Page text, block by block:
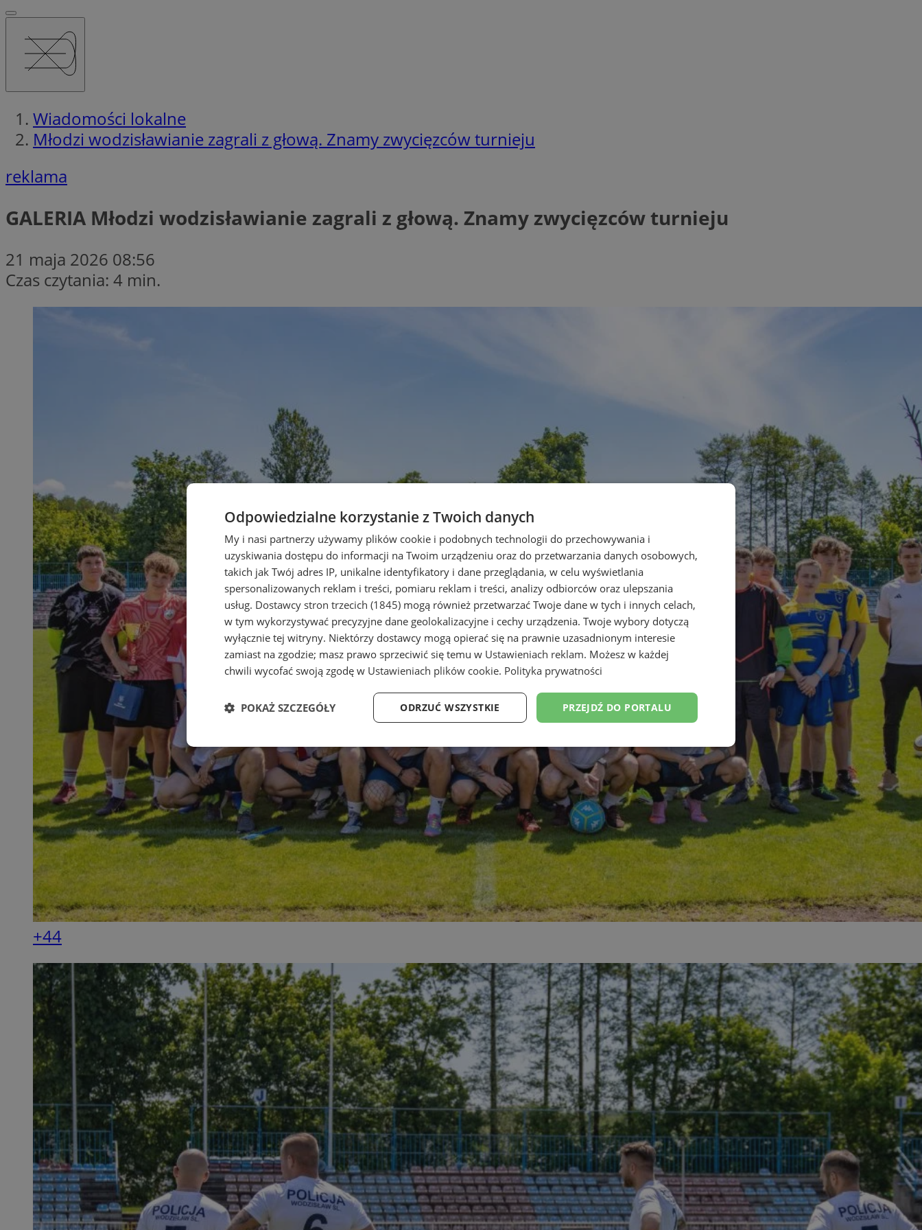
Wiadomości lokalne
Młodzi wodzisławianie zagrali z głową. Znamy zwycięzców turnieju
reklama
GALERIA Młodzi wodzisławianie zagrali z głową. Znamy zwycięzców turnieju
21 maja 2026 08:56
Czas czytania: 4 min.
+44
Odpowiedzialne korzystanie z Twoich danych
My i nasi partnerzy używamy plików cookie i podobnych technologii do przechowywania i
uzyskiwania dostępu do informacji na Twoim urządzeniu oraz do przetwarzania danych osobowych,
takich jak Twój adres IP, unikalne identyfikatory i dane przeglądania, w celu wyświetlania
spersonalizowanych reklam i treści, pomiaru reklam i treści, analizy odbiorców oraz ulepszania
usług. Dostawcy stron trzecich (1845) mogą również przetwarzać Twoje dane w tych i innych celach,
w tym wykorzystywać precyzyjne dane geolokalizacyjne i cechy urządzenia. Twoje wybory dotyczą
wyłącznie tej witryny. Niektórzy dostawcy mogą opierać się na prawnie uzasadnionym interesie
zamiast na zgodzie; masz prawo sprzeciwić się temu w Ustawieniach reklam. Możesz w każdej
chwili wycofać swoją zgodę w Ustawieniach plików cookie. Polityka prywatności
PRZEJDŹ DO PORTALU
ODRZUĆ WSZYSTKIE
POKAŻ SZCZEGÓŁY
Niezbędne Wydajność Targetowanie Funkcjonalność Niesklasyfikowane
Niezbędne Wydajność Targetowanie Funkcjonalność Niesklasyfikowane
Niezbędne pliki cookie umożliwiają korzystanie z podstawowych funkcji strony internetowej, takich jak logowanie użytkownika i
zarządzanie kontem. Bez niezbędnych plików cookie nie można prawidłowo korzystać ze strony internetowej.
Nazwa Provider/Domena
Okres
przechowywania
Opis
MvSessID
wodzislaw.com.pl 1 rok
Ten plik cookie przechowuje identyfikator sesji.
INGRESSCOOKIE
NGINX Inc.
bh.contextweb.com
Sesja
Rejestruje, który klaster serwerów obsługuje
gościa. Jest to używane w kontekście
równoważenia obciążenia w celu optymalizacji
doświadczenia użytkownika.
euds
.rfihub.com Sesja
Ten plik cookie jest używany do przechowywania
zgody użytkownika w odniesieniu do usług
śledzenia. Zazwyczaj rejestruje, czy użytkownik
zdecydował się na usługi śledzenia lub reklamy.
__cf_bm
Cloudflare Inc.
.temu.com
29 minut 55
sekund
Ten plik cookie służy do rozróżniania ludzi i
botów. Jest to korzystne dla strony internetowej,
ponieważ umożliwia tworzenie ważnych raportów
na temat korzystania z jej witryny internetowej.
LinkedIn
Corporation
.linkedin.com
5 miesięcy 4
tygodnie
Służy do przechowywania zgody gościa na
używanie plików cookie do innych celów
__Secure-ROLLOUT_TOKEN .youtube.com
5 miesięcy 4
tygodnie
używane przez Google do zarządzania
wdrażaniem i testowaniem nowych funkcji oraz
usług. Służy do kontrolowania dostępu
użytkowników do eksperymentalnych wersji
funkcji w różnych usługach Google. Jest
Google Privacy Policy